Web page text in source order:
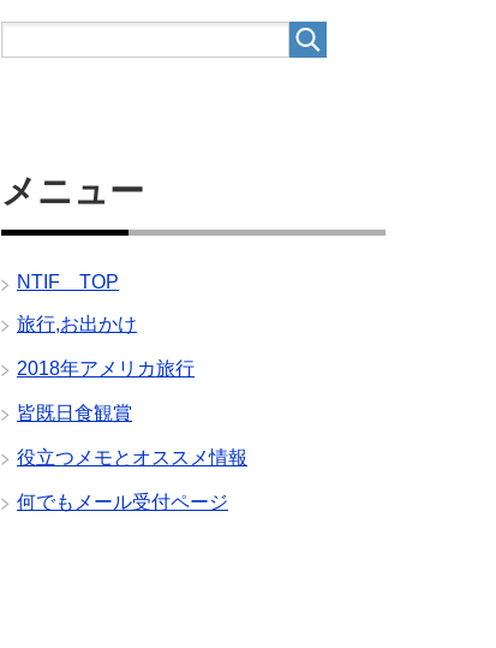
メニュー
NTIF TOP
旅行,お出かけ
2018年アメリカ旅行
皆既日食観賞
役立つメモとオススメ情報
何でもメール受付ページ